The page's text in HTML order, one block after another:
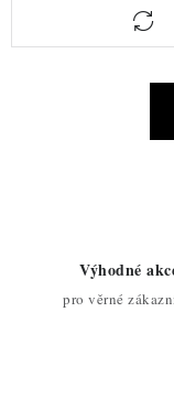
l
Výhodné
pro věrné